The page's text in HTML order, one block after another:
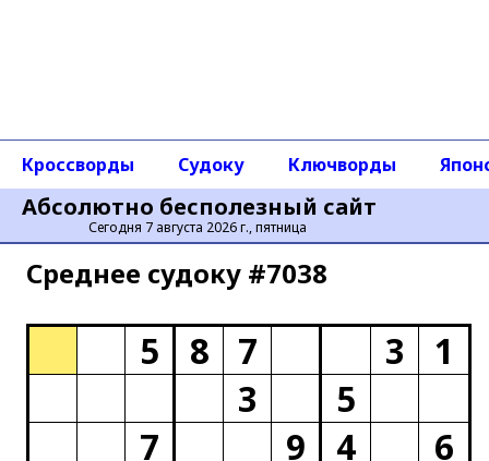
Абсолютно бесполезный сайт
Сегодня 7 августа 2026 г., пятница
Кроссворды Судоку Ключворды
Среднее cудоку #7038
5 8 7 3
1
3
5
7
9 4
6